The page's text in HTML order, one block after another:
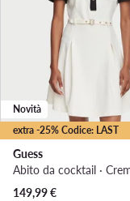
extra -25% Codice: LAST
Novità
Guess
149,99€